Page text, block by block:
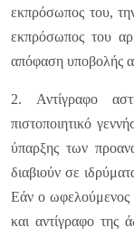
εκπρόσωπος του,
εκπρόσωπος του
απόφαση υποβολής
2. Αντίγραφο
πιστοποιητικό
ύπαρξης των
διαβιούν σε
Εάν ο ωφελούμενος
και αντίγραφο της